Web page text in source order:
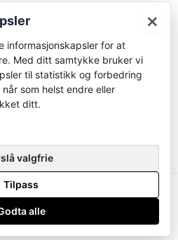
07295 – erstattet 07325 -
Glasstape for
BU/SU/SAQ/SX
Logg inn for å bestille
© 2026
×
informasjonskapsler for at
Med ditt samtykke bruker vi
til statistikk og forbedring
som helst endre eller
ditt.
valgfrie
Tilpass
alle